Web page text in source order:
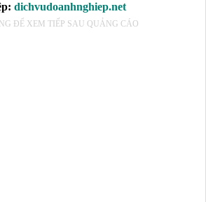
dichvudoanhnghiep.net